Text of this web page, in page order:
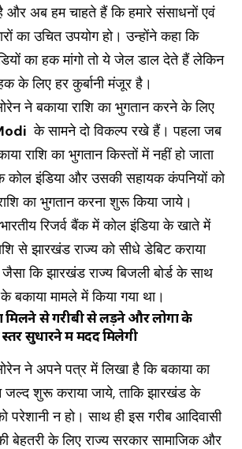
और अब हम चाहते हैं कि हमारे संसाधनों एवं
का उचित उपयोग हो। उन्होंने कहा कि
का हक मांगो तो ये जेल डाल देते हैं लेकिन
के लिए हर कुर्बानी मंजूर है।
ने बकाया राशि का भुगतान करने के लिए
के सामने दो विकल्प रखे हैं। पहला जब
राशि का भुगतान किस्तों में नहीं हो जाता
कोल इंडिया और उसकी सहायक कंपनियों को
का भुगतान करना शुरू किया जाये।
रिजर्व बैंक में कोल इंडिया के खाते में
से झारखंड राज्य को सीधे डेबिट कराया
कि झारखंड राज्य बिजली बोर्ड के साथ
बकाया मामले में किया गया था।
मिलने से गरीबी से लड़ने और लोगों के
सुधारने में मदद मिलेगी
ने अपने पत्र में लिखा है कि बकाया का
जल्द शुरू कराया जाये, ताकि झारखंड के
परेशानी न हो। साथ ही इस गरीब आदिवासी
बेहतरी के लिए राज्य सरकार सामाजिक और